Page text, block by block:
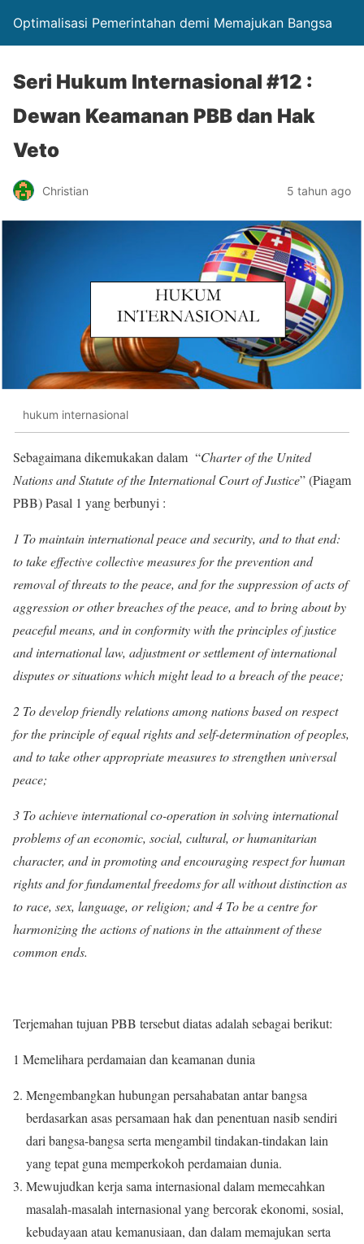
Optimalisasi Pemerintahan demi Memajukan Bangsa
Seri Hukum Internasional #12 :
Dewan Keamanan PBB dan Hak
Veto
Christian 5 tahun ago
hukum internasional
Sebagaimana dikemukakan dalam “Charter of the United
Nations and Statute of the International Court of Justice” (Piagam
PBB) Pasal 1 yang berbunyi :
1 To maintain international peace and security, and to that end:
to take effective collective measures for the prevention and
removal of threats to the peace, and for the suppression of acts of
aggression or other breaches of the peace, and to bring about by
peaceful means, and in conformity with the principles of justice
and international law, adjustment or settlement of international
disputes or situations which might lead to a breach of the peace;
2 To develop friendly relations among nations based on respect
for the principle of equal rights and self-determination of peoples,
and to take other appropriate measures to strengthen universal
peace;
3 To achieve international co-operation in solving international
problems of an economic, social, cultural, or humanitarian
character, and in promoting and encouraging respect for human
rights and for fundamental freedoms for all without distinction as
to race, sex, language, or religion; and 4 To be a centre for
harmonizing the actions of nations in the attainment of these
common ends.
Terjemahan tujuan PBB tersebut diatas adalah sebagai berikut:
1 Memelihara perdamaian dan keamanan dunia
Mengembangkan hubungan persahabatan antar bangsa
berdasarkan asas persamaan hak dan penentuan nasib sendiri
dari bangsa-bangsa serta mengambil tindakan-tindakan lain
yang tepat guna memperkokoh perdamaian dunia.
Mewujudkan kerja sama internasional dalam memecahkan
masalah-masalah internasional yang bercorak ekonomi, sosial,
kebudayaan atau kemanusiaan, dan dalam memajukan serta